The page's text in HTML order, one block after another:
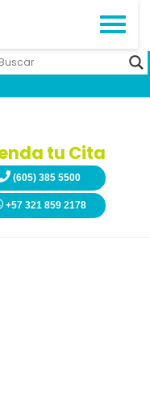
tu Cita
(605) 385 5500
+57 321 859 2178